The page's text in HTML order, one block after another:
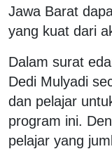
Jawa Barat
yang kuat dari
Dalam surat
Dedi Mulyadi
dan pelajar
program ini.
pelajar yang